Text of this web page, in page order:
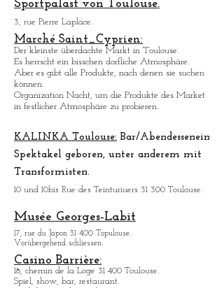
Organization Nachts, um die produkte des Market
in festlicher atmosphä
Sportpalast von Toulouse.
3, rue Pierre Laplace.
Marché Saint_Cyprien:
Der kleinste ü
Es herrscht ein bisschen dorfliche Atmosphäre.
Aber es gibt alle Produkte, nach denen sie suchen
Organization Nacht, um die Produkte des Market
in festlicher Atmosphäre zu probieren.
KALINKA Toulouse:
Spektakel geboren, unter anderem mit
10 und 10bis Rue des Teinturiuers 31 300 Toulouse.
Musée Georges-Labit
17, rue du Japon 31 400 Topulouse.
Vorübergehend schliessen.